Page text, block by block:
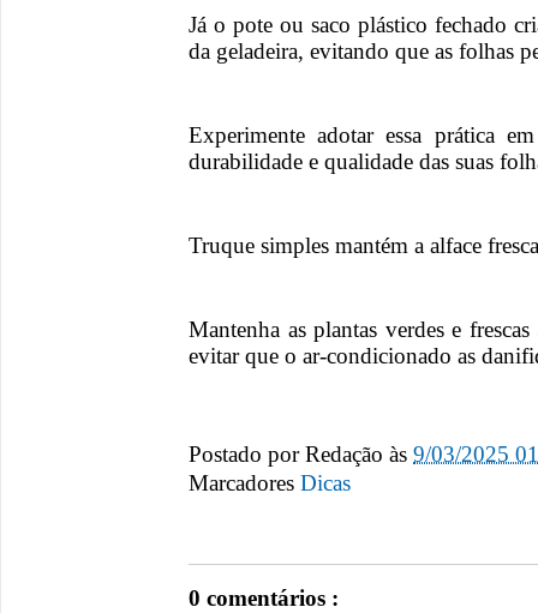
Já o pote ou saco plástico fechado
da geladeira, evitando que as folhas
Experimente adotar essa prática
durabilidade e qualidade das suas
Truque simples mantém a alface
Mantenha as plantas verdes e
evitar que o ar-condicionado as
Postado porRedação às 9/03/2025
Marcadores Dicas
0 comentários :